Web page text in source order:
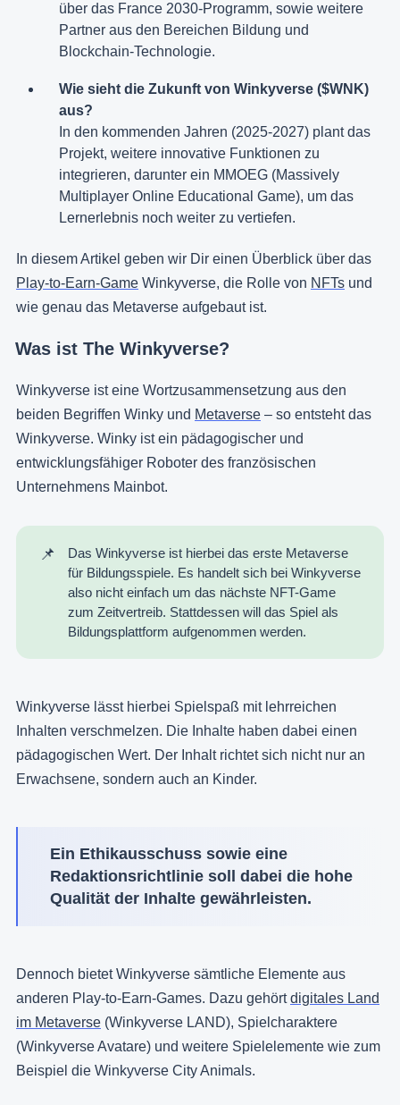
über das France 2030-Programm, sowie weitere
Partner aus den Bereichen Bildung und
Blockchain-Technologie.
Wie sieht die Zukunft von Winkyverse ($WNK)
aus?
In den kommenden Jahren (2025-2027) plant das
Projekt, weitere innovative Funktionen zu
integrieren, darunter ein MMOEG (Massively
Multiplayer Online Educational Game), um das
Lernerlebnis noch weiter zu vertiefen.
In diesem Artikel geben wir Dir einen Überblick über das
Play-to-Earn-Game Winkyverse, die Rolle von NFTs und
wie genau das Metaverse aufgebaut ist.
Was ist The Winkyverse?
Winkyverse ist eine Wortzusammensetzung aus den
beiden Begriffen Winky und Metaverse – so entsteht das
Winkyverse. Winky ist ein pädagogischer und
entwicklungsfähiger Roboter des französischen
Unternehmens Mainbot.
📌
Das Winkyverse ist hierbei das erste Metaverse
für Bildungsspiele. Es handelt sich bei Winkyverse
also nicht einfach um das nächste NFT-Game
zum Zeitvertreib. Stattdessen will das Spiel als
Bildungsplattform aufgenommen werden.
Winkyverse lässt hierbei Spielspaß mit lehrreichen
Inhalten verschmelzen. Die Inhalte haben dabei einen
pädagogischen Wert. Der Inhalt richtet sich nicht nur an
Erwachsene, sondern auch an Kinder.
Ein Ethikausschuss sowie eine
Redaktionsrichtlinie soll dabei die hohe
Qualität der Inhalte gewährleisten.
Dennoch bietet Winkyverse sämtliche Elemente aus
anderen Play-to-Earn-Games. Dazu gehörtdigitales Land
im Metaverse (Winkyverse LAND), Spielcharaktere
(Winkyverse Avatare) und weitere Spielelemente wie zum
Beispiel die Winkyverse City Animals.